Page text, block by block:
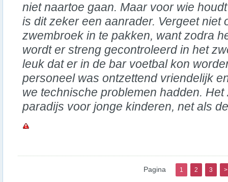
niet naartoe gaan. Maar voor wie
is dit zeker een aanrader. Vergeet niet
zwembroek in te pakken, want zodra
wordt er streng gecontroleerd in het
leuk dat er in de bar voetbal kon
personeel was ontzettend vriendelijk
we technische problemen hadden.
paradijs voor jonge kinderen, net als
Pagina 1 2 3 >